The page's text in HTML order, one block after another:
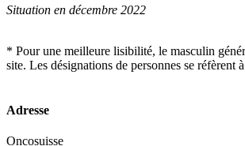
Situation en décembre 2022
* Pour une meilleure lisibilité, le masculin
site. Les désignations de personnes se réfèrent
Adresse
Oncosuisse